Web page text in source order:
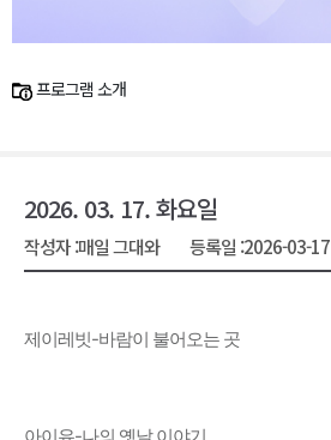
프로그램 소개
2026. 03. 17. 화요일
작성자 :매일 그대와 등록일 :2026-03-17
제이레빗-바람이 불어오는 곳